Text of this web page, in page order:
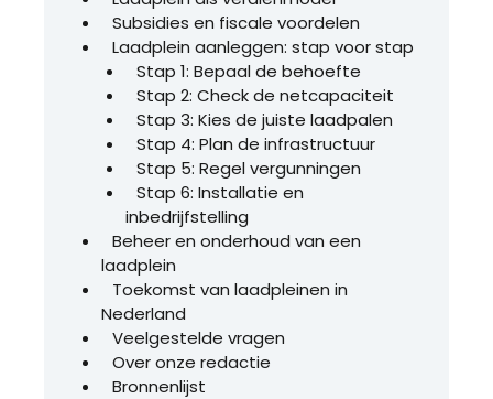
Subsidies en fiscale voordelen
Laadplein aanleggen: stap voor stap
Stap 1: Bepaal de behoefte
Stap 2: Check de netcapaciteit
Stap 3: Kies de juiste laadpalen
Stap 4: Plan de infrastructuur
Stap 5: Regel vergunningen
Stap 6: Installatie en
inbedrijfstelling
Beheer en onderhoud van een
laadplein
Toekomst van laadpleinen in
Nederland
Veelgestelde vragen
Over onze redactie
Bronnenlijst